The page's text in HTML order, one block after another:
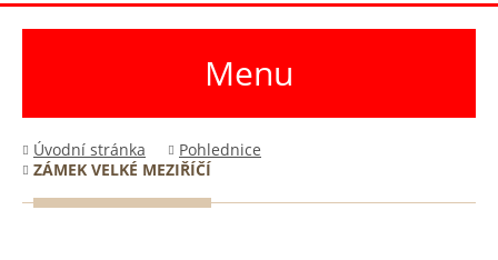
Menu
Úvodní stránka
Pohlednice
ZÁMEK VELKÉ MEZIŘÍČÍ